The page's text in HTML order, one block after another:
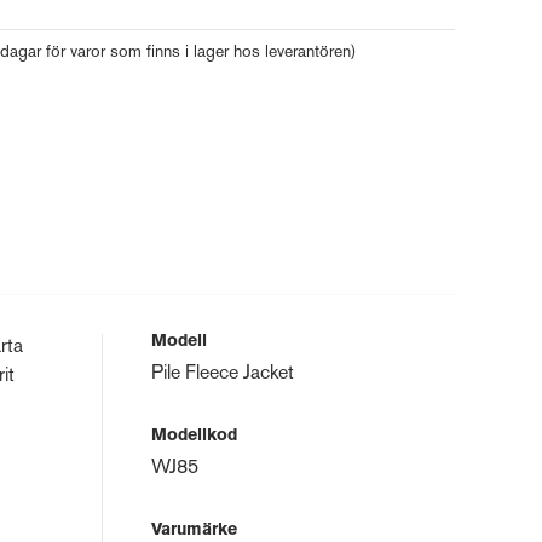
för varor som finns i lager hos leverantören)
Modell
Pile Fleece Jacket
Modellkod
WJ85
Varumärke